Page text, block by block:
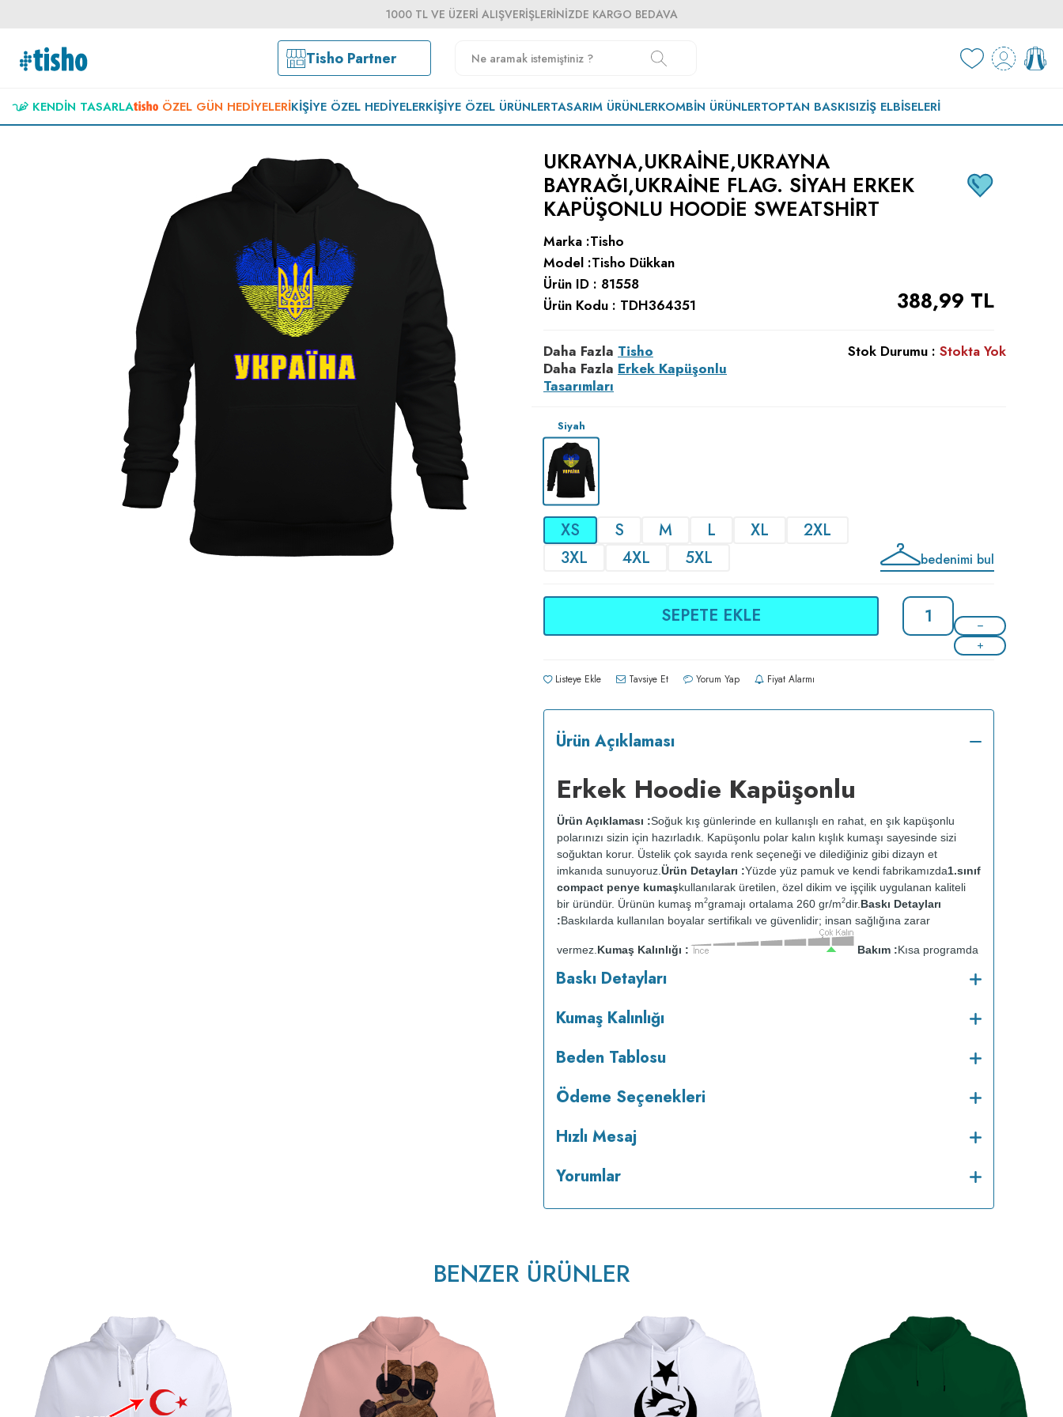
1000 TL VE ÜZERI ALIŞVERIŞLERINIZDE KARGO BEDAVA
Tisho Partner
KENDIN TASARLA ÖZEL GÜN HEDIYELERIKIŞIYE ÖZEL HEDIYELERKIŞIYE ÖZEL ÜRÜNLERTASARIM ÜRÜNLERKOMBIN ÜRÜNLERTOPTAN BASKISIZİŞ ELBISELERI
UKRAYNA,UKRAINE,UKRAYNA
BAYRAĞI,UKRAINE FLAG. SIYAH ERKEK
KAPÜŞONLU HOODIE SWEATSHIRT
Marka :Tisho
Model :Tisho Dükkan
Ürün ID : 81558
Ürün Kodu : TDH364351 388,99 TL
Daha Fazla Tisho
Daha Fazla Erkek Kapüşonlu
Tasarımları
Stok Durumu : Stokta Yok
Siyah
XS S M L XL
2XL
3XL
4XL 5XL bedenimi bul
SEPETE EKLE
Listeye Ekle Tavsiye Et Yorum Yap Fiyat Alarmı
Ürün Açıklaması
Erkek Hoodie Kapüşonlu
Ürün Açıklaması :Soğuk kış günlerinde en kullanışlı en rahat, en şık kapüşonlu
polarınızı sizin için hazırladık. Kapüşonlu polar kalın kışlık kumaşı sayesinde sizi
soğuktan korur. Üstelik çok sayıda renk seçeneği ve dilediğiniz gibi dizayn et
imkanıda sunuyoruz. Ürün Detayları :Yüzde yüz pamuk ve kendi fabrikamızda1.sınıf
compact penye kumaşkullanılarak üretilen, özel dikim ve işçilik uygulanan kaliteli
bir üründür. Ürünün kumaş m2gramajı ortalama 260 gr/m2dir. Baskı Detayları
:Baskılarda kullanılan boyalar sertifikalı ve güvenlidir; insan sağlığına zarar
vermez. Kumaş Kalınlığı : Bakım :Kısa programda
makinesinde kurutulmaz.
Baskı Detayları
Kumaş Kalınlığı
Beden Tablosu
Ödeme Seçenekleri
Hızlı Mesaj
Yorumlar
BENZER ÜRÜNLER